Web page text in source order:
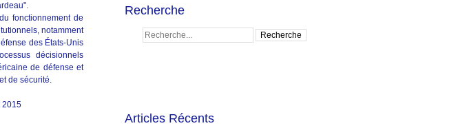
fonctionnement de
notamment
des États-Unis
décisionnels
de défense et
de sécurité.
2015
Recherche
Articles Récents